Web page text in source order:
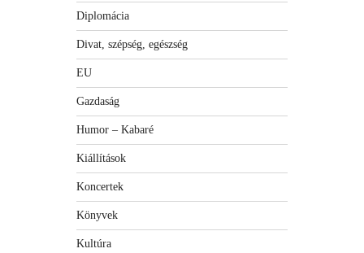
Diplomácia
Divat, szépség, egészség
EU
Gazdaság
Humor – Kabaré
Kiállítások
Koncertek
Könyvek
Kultúra